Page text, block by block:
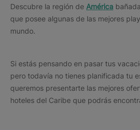
Descubre la región de América
que posee algunas de las mejores
mundo.
Si estás pensando en pasar tus
pero todavía no tienes planificada tu
queremos presentarte las mejores
hoteles del Caribe que podrás